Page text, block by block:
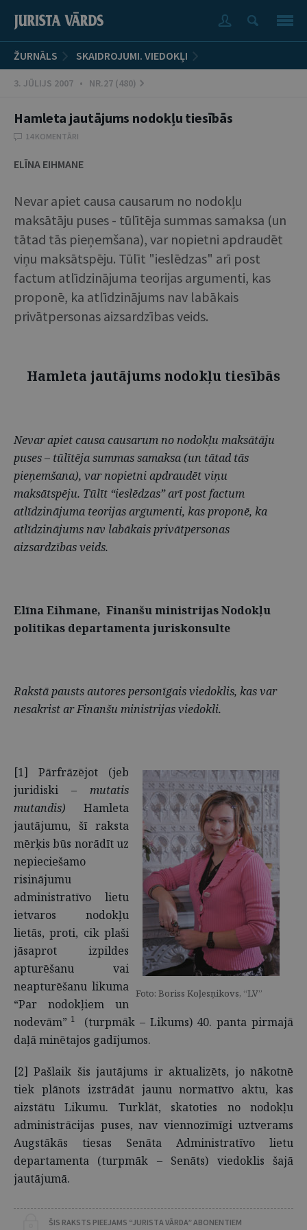
ŽURNĀLS SKAIDROJUMI. VIEDOKĻI
3. JŪLIJS 2007 • NR.27 (480)
Hamleta jautājums nodokļu tiesībās
14 KOMENTĀRI
ELĪNA EIHMANE
Nevar apiet causa causarum no nodokļu
maksātāju puses - tūlītēja summas samaksa (un
tātad tās pieņemšana), var nopietni apdraudēt
viņu maksātspēju. Tūlīt "ieslēdzas" arī post
factum atlīdzinājuma teorijas argumenti, kas
proponē, ka atlīdzinājums nav labākais
privātpersonas aizsardzības veids.
Hamleta jautājums nodokļu tiesībās
Nevar apiet causa causarum no nodokļu maksātāju
puses – tūlītēja summas samaksa (un tātad tās
pieņemšana), var nopietni apdraudēt viņu
maksātspēju. Tūlīt “ieslēdzas” arī post factum
atlīdzinājuma teorijas argumenti, kas proponē, ka
atlīdzinājums nav labākais privātpersonas
aizsardzības veids.
Elīna Eihmane, Finanšu ministrijas Nodokļu
politikas departamenta juriskonsulte
Rakstā pausts autores personīgais viedoklis, kas var
nesakrist ar Finanšu ministrijas viedokli.
Foto: Boriss Koļesņikovs, “LV”
[1] Pārfrāzējot (jeb
juridiski – mutatis
mutandis) Hamleta
jautājumu, šī raksta
mērķis būs norādīt uz
nepieciešamo
risinājumu
administratīvo lietu
ietvaros nodokļu
lietās, proti, cik plaši
jāsaprot izpildes
apturēšanu vai
neapturēšanu likuma
“Par nodokļiem un
nodevām” 1
(turpmāk – Likums) 40. panta pirmajā
daļā minētajos gadījumos.
[2] Pašlaik šis jautājums ir aktualizēts, jo nākotnē
tiek plānots izstrādāt jaunu normatīvo aktu, kas
aizstātu Likumu. Turklāt, skatoties no nodokļu
administrācijas puses, nav viennozīmīgi uztverams
Augstākās tiesas Senāta Administratīvo lietu
departamenta (turpmāk – Senāts) viedoklis šajā
jautājumā.
ŠIS RAKSTS PIEEJAMS “JURISTA VĀRDA” ABONENTIEM